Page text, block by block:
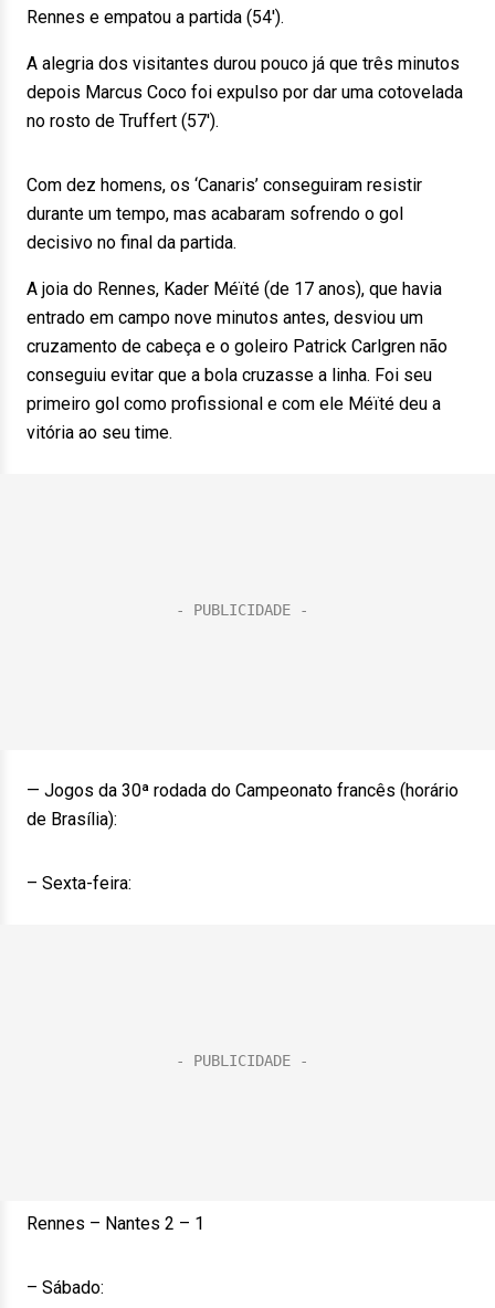
Rennes e empatou a partida (54′).
A alegria dos visitantes durou pouco já que três minutos
depois Marcus Coco foi expulso por dar uma cotovelada
no rosto de Truffert (57′).
Com dez homens, os ‘Canaris’ conseguiram resistir
durante um tempo, mas acabaram sofrendo o gol
decisivo no final da partida.
A joia do Rennes, Kader Méïté (de 17 anos), que havia
entrado em campo nove minutos antes, desviou um
cruzamento de cabeça e o goleiro Patrick Carlgren não
conseguiu evitar que a bola cruzasse a linha. Foi seu
primeiro gol como profissional e com ele Méïté deu a
vitória ao seu time.
— Jogos da 30ª rodada do Campeonato francês (horário
de Brasília):
– Sexta-feira:
Rennes – Nantes 2 – 1
– Sábado: